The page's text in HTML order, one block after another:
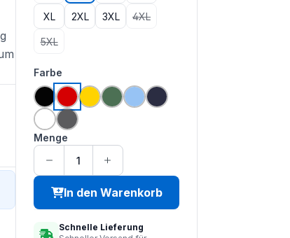
XL 2XL 3XL 4XL(Diese Option ist zurzeit nicht
5XL(Diese Option ist zurzeit nicht verfügbar.)
Farbe
schwarzdeep reddeep yellow
forest green
hamilton blue
navy
weißzoom grey
Menge
In den Warenkorb
Schnelle Lieferung